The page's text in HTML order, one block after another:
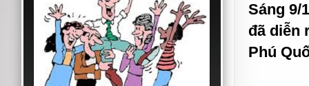
Sáng 9/
đã diễn
Phú